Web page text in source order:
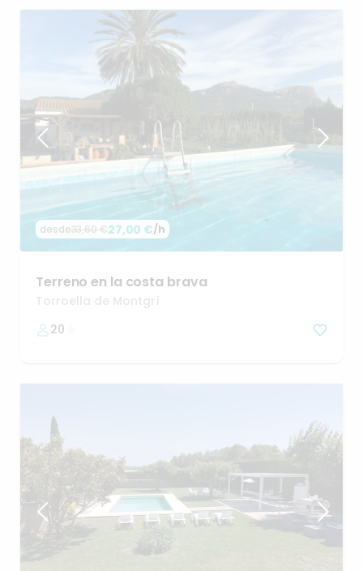
desde33,60 €27,00 €/h
Terreno en la costa brava
Torroella de Montgrí
20